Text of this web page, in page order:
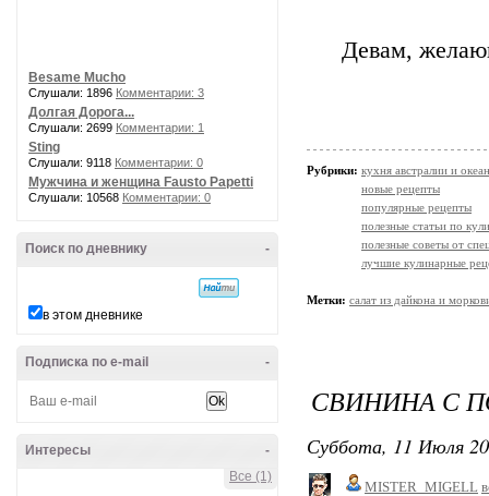
Besame Mucho
Слушали: 1896 Комментарии: 3
Долгая Дорога...
Слушали: 2699 Комментарии: 1
Sting
Слушали: 9118 Комментарии: 0
Мужчина и женщина Fausto Papetti
Слушали: 10568 Комментарии: 0
-
Поиск по дневнику
в этом дневнике
-
Подписка по e-mail
-
Интересы
Все (1)
Девам,
Рубрики: кухня австралии и
новые рецепты
популярные рецепты
полезные статьи по
полезные советы от
лучшие кулинарные
Метки: салат из дайкона и
СВИНИНА С
Суббота, 11 Июля
MISTER_MIGELL